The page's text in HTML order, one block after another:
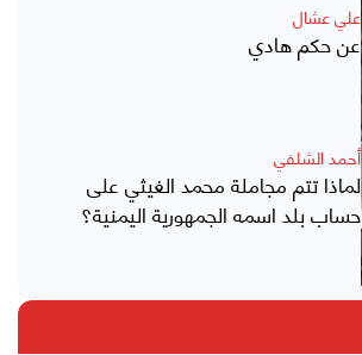
علي عشال
عن حكم هادي
أحمد الشلفي
لماذا تتم مجاملة محمد الغيثي على
حساب بلد اسمه الجمهورية اليمنية؟